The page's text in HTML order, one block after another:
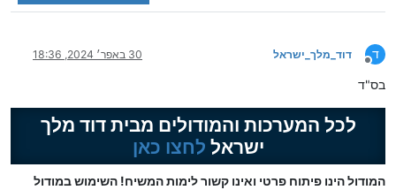
ד
מנותק
דוד_מלך_ישראל 30 באפר׳ 2024, 18:36
בס"ד
לכל המערכות והמודולים מבית דוד מלך
ישראל לחצו כאן
המודול הינו פיתוח פרטי ואינו קשור לימות המשיח! השימוש במודול